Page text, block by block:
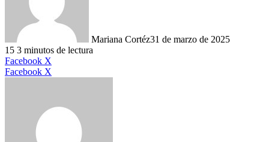
Mariana Cortéz31 de marzo de 2025
15 3 minutos de lectura
Facebook X
Facebook X